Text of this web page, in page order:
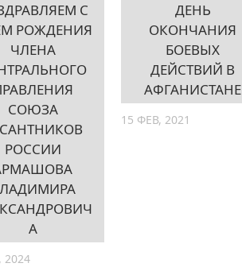
С
РОЖДЕНИЯ
ЧЛЕНА
СОЮЗА
РОССИИ
А
2024
ДЕНЬ
ОКОНЧАНИЯ
БОЕВЫХ
ДЕЙСТВИЙ В
АФГАНИСТАНЕ
15 ФЕВ, 2021